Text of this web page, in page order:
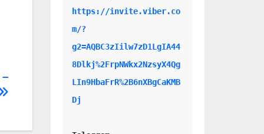
https://invite.viber.co
m/?
g2=AQBC3zIilw7zD1LgIA44
8Dlkj%2FrpNWkx2NzsyX4Qg
LIn9HbaFrR%2B6nXBgCaKMB
Dj